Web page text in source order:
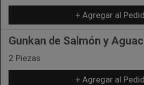
+ Agregar al
Gunkan de Salmón y
2 Piezas
+ Agregar al